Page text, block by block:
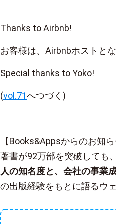
Thanks to Airbnb!
お客様は、Airbnbホストとな
Special thanks to Yoko!
(vol.71へつづく)
【Books&Appsからのお知ら
著書が92万部を突破しても
人の知名度と、会社の事業
の出版経験をもとに語るウ